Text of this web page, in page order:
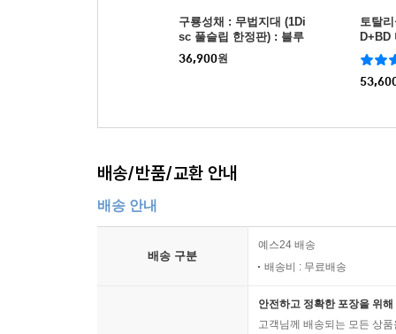
구룡성채 : 무법지대 (1Di
sc 풀슬립 한정판) : 블루
레이
36,900원
토탈
D+BD
풀슬
: 블루
배송/반품/교환 안내
배송 안내
배송 구분
예스24 배송
배송비 : 무료배송
안전하고 정확한 포장을 위
고객님께 배송되는 모든 상